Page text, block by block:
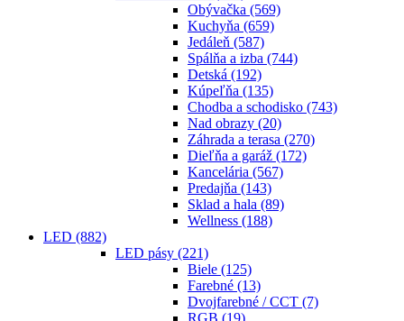
Obývačka (569)
Kuchyňa (659)
Jedáleň (587)
Spálňa a izba (744)
Detská (192)
Kúpeľňa (135)
Chodba a schodisko (743)
Nad obrazy (20)
Záhrada a terasa (270)
Dieľňa a garáž (172)
Kancelária (567)
Predajňa (143)
Sklad a hala (89)
Wellness (188)
LED (882)
LED pásy (221)
Biele (125)
Farebné (13)
Dvojfarebné / CCT (7)
RGB (19)